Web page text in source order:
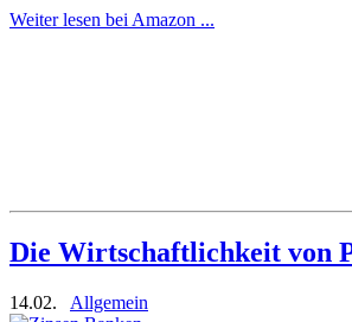
Weiter lesen bei Amazon ...
Die Wirtschaftlichkeit von
14.02. Allgemein